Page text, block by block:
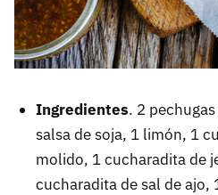
Ingredientes. 2
salsa de soja, 1 limón, 1
molido, 1 cucharadita de
cucharadita de sal de ajo,